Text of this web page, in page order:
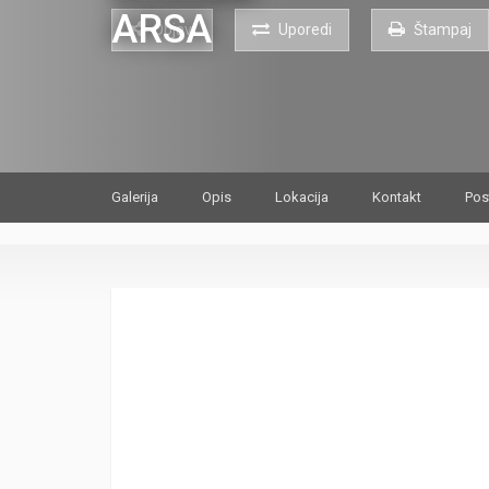
Objavi Uporedi Štampaj
Galerija Opis Lokacija Kontakt